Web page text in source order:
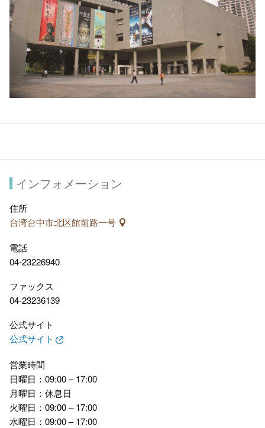
インフォメーション
住所
台湾台中市北区館前路一号
電話
04-23226940
ファックス
04-23236139
公式サイト
公式サイト
営業時間
日曜日：09:00 – 17:00
月曜日：休息日
火曜日：09:00 – 17:00
水曜日：09:00 – 17:00